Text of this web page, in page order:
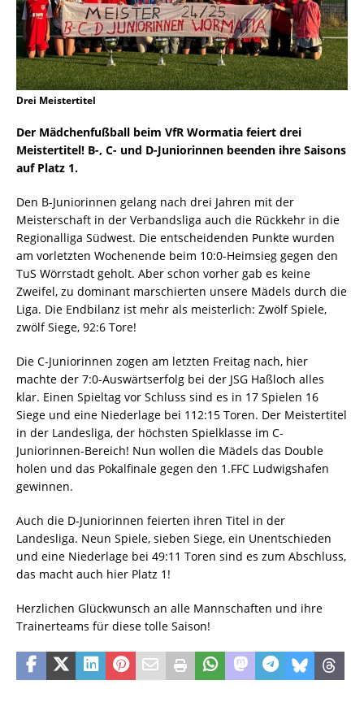
Drei Meistertitel
Der Mädchenfußball beim VfR Wormatia feiert drei
Meistertitel! B-, C- und D-Juniorinnen beenden ihre Saisons
auf Platz 1.
Den B-Juniorinnen gelang nach drei Jahren mit der
Meisterschaft in der Verbandsliga auch die Rückkehr in die
Regionalliga Südwest. Die entscheidenden Punkte wurden
am vorletzten Wochenende beim 10:0-Heimsieg gegen den
TuS Wörrstadt geholt. Aber schon vorher gab es keine
Zweifel, zu dominant marschierten unsere Mädels durch die
Liga. Die Endbilanz ist mehr als meisterlich: Zwölf Spiele,
zwölf Siege, 92:6 Tore!
Die C-Juniorinnen zogen am letzten Freitag nach, hier
machte der 7:0-Auswärtserfolg bei der JSG Haßloch alles
klar. Einen Spieltag vor Schluss sind es in 17 Spielen 16
Siege und eine Niederlage bei 112:15 Toren. Der Meistertitel
in der Landesliga, der höchsten Spielklasse im C-
Juniorinnen-Bereich! Nun wollen die Mädels das Double
holen und das Pokalfinale gegen den 1.FFC Ludwigshafen
gewinnen.
Auch die D-Juniorinnen feierten ihren Titel in der
Landesliga. Neun Spiele, sieben Siege, ein Unentschieden
und eine Niederlage bei 49:11 Toren sind es zum Abschluss,
das macht auch hier Platz 1!
Herzlichen Glückwunsch an alle Mannschaften und ihre
Trainerteams für diese tolle Saison!